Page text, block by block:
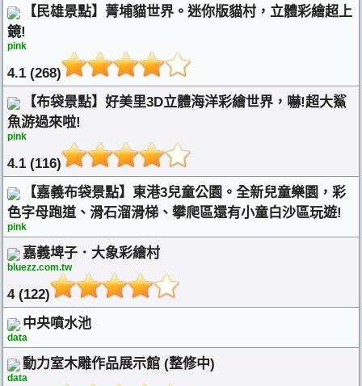
【民雄景點】菁埔貓世界。迷你版貓村，立體彩繪超上
鏡!
pink
4.1 (268)
【布袋景點】好美里3D立體海洋彩繪世界，嚇!超大鯊
魚游過來啦!
pink
4.1 (116)
【嘉義布袋景點】東港3兒童公園。全新兒童樂園，彩
色字母跑道、滑石溜滑梯、攀爬區還有小童白沙區玩遊!
pink
嘉義埤子．大象彩繪村
bluezz.com.tw
4 (122)
中央噴水池
data
動力室木雕作品展示館 (整修中)
data